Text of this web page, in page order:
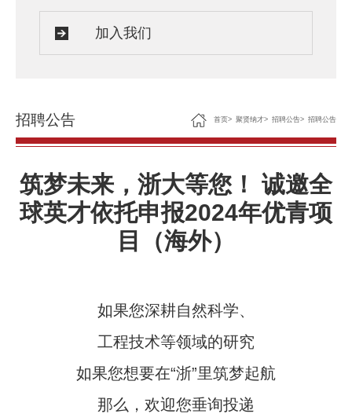
加入我们
招聘公告 首页> 聚贤纳才> 招聘公告> 招聘公告
筑梦未来，浙大等您！ 诚邀全
球英才依托申报2024年优青项
目（海外）
如果您深耕自然科学、
工程技术等领域的研究
如果您想要在“浙”里筑梦起航
那么，欢迎您垂询投递